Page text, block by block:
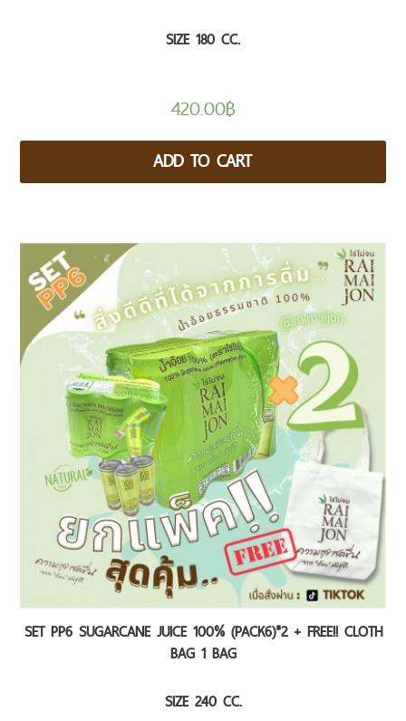
SIZE 180 CC.
420.00฿
ADD TO CART
SET PP6 SUGARCANE JUICE 100% (PACK6)*2 + FREE!! CLOTH
BAG 1 BAG
SIZE 240 CC.